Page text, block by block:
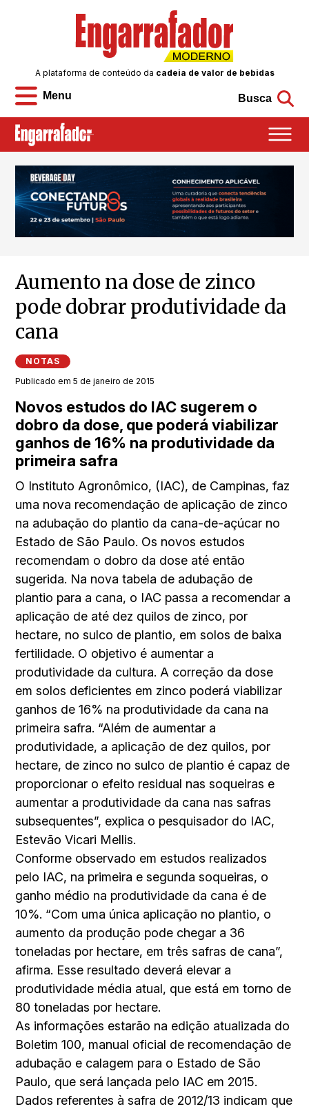
Menu
A plataforma de conteúdo da cadeia de valor de bebidas
Busca
Aumento na dose de zinco
pode dobrar produtividade da
cana
NOTAS
Publicado em 5 de janeiro de 2015
Novos estudos do IAC sugerem o
dobro da dose, que poderá viabilizar
ganhos de 16% na produtividade da
primeira safra
O Instituto Agronômico, (IAC), de Campinas, faz
uma nova recomendação de aplicação de zinco
na adubação do plantio da cana-de-açúcar no
Estado de São Paulo. Os novos estudos
recomendam o dobro da dose até então
sugerida. Na nova tabela de adubação de
plantio para a cana, o IAC passa a recomendar a
aplicação de até dez quilos de zinco, por
hectare, no sulco de plantio, em solos de baixa
fertilidade. O objetivo é aumentar a
produtividade da cultura. A correção da dose
em solos deficientes em zinco poderá viabilizar
ganhos de 16% na produtividade da cana na
primeira safra. “Além de aumentar a
produtividade, a aplicação de dez quilos, por
hectare, de zinco no sulco de plantio é capaz de
proporcionar o efeito residual nas soqueiras e
aumentar a produtividade da cana nas safras
subsequentes”, explica o pesquisador do IAC,
Estevão Vicari Mellis.
Conforme observado em estudos realizados
pelo IAC, na primeira e segunda soqueiras, o
ganho médio na produtividade da cana é de
10%. “Com uma única aplicação no plantio, o
aumento da produção pode chegar a 36
toneladas por hectare, em três safras de cana”,
afirma. Esse resultado deverá elevar a
produtividade média atual, que está em torno de
80 toneladas por hectare.
As informações estarão na edição atualizada do
Boletim 100, manual oficial de recomendação de
adubação e calagem para o Estado de São
Paulo, que será lançada pelo IAC em 2015.
Dados referentes à safra de 2012/13 indicam que